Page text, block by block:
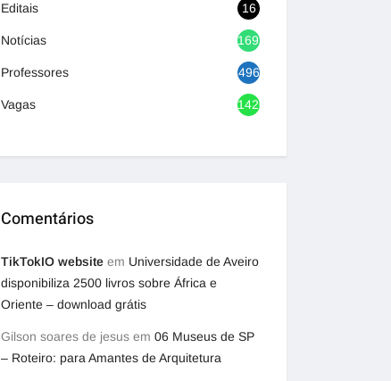
Editais 16
Notícias 1692
Professores 496
Vagas 1420
Comentários
TikTokIO website em Universidade de Aveiro
disponibiliza 2500 livros sobre África e
Oriente – download grátis
Gilson soares de jesus em 06 Museus de SP
– Roteiro: para Amantes de Arquitetura